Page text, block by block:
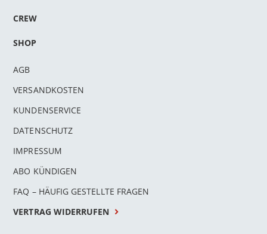
CREW
SHOP
AGB
VERSANDKOSTEN
KUNDENSERVICE
DATENSCHUTZ
IMPRESSUM
ABO KÜNDIGEN
FAQ – HÄUFIG GESTELLTE FRAGEN
VERTRAG WIDERRUFEN